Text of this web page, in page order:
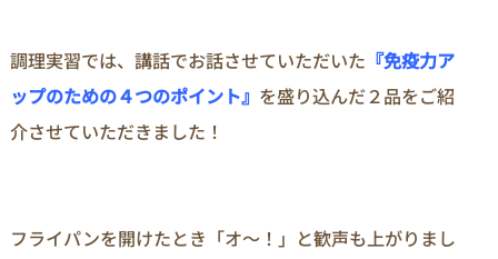
調理実習では、講話でお話させていただいた 『免疫力ア
ップのための４つのポイント』 を盛り込んだ２品をご紹
介させていただきました！
フライパンを開けたとき「オ～！」と歓声も上がりまし